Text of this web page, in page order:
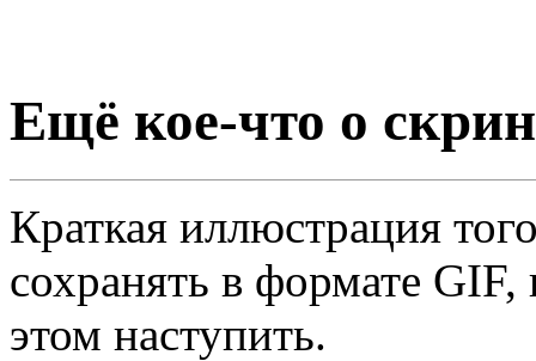
Ещё кое-что о
Краткая иллюстрация
сохранять в формате
этом наступить.